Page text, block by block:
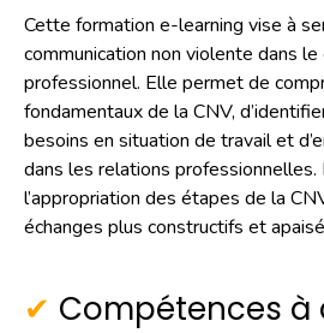
Cette formation e-learning vise à
communication non violente dans
professionnel. Elle permet de
fondamentaux de la CNV,
besoins en situation de travail et
dans les relations
l’appropriation des étapes de la
échanges plus constructifs et
Compétences à